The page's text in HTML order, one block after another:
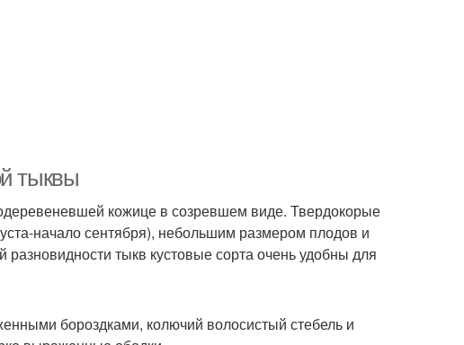
тыквы
кожице в созревшем виде. Твердокорые
начало сентября), небольшим размером плодов и
тыкв кустовые сорта очень удобны для
бороздками, колючий волосистый стебель и